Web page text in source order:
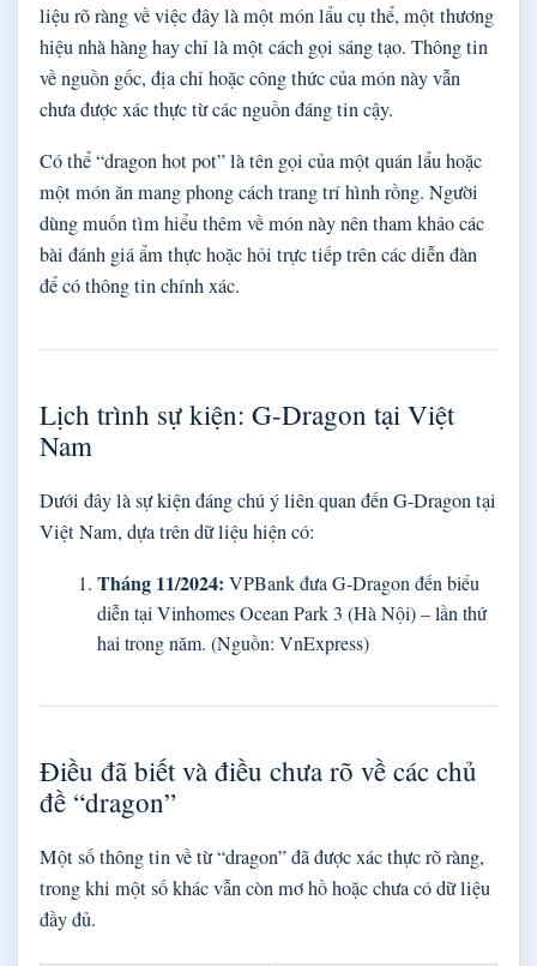
liệu rõ ràng về việc đây là một món lẩu cụ thể, một thương
hiệu nhà hàng hay chỉ là một cách gọi sáng tạo. Thông tin
về nguồn gốc, địa chỉ hoặc công thức của món này vẫn
chưa được xác thực từ các nguồn đáng tin cậy.
Có thể “dragon hot pot” là tên gọi của một quán lẩu hoặc
một món ăn mang phong cách trang trí hình rồng. Người
dùng muốn tìm hiểu thêm về món này nên tham khảo các
bài đánh giá ẩm thực hoặc hỏi trực tiếp trên các diễn đàn
để có thông tin chính xác.
Lịch trình sự kiện: G-Dragon tại Việt
Nam
Dưới đây là sự kiện đáng chú ý liên quan đến G-Dragon tại
Việt Nam, dựa trên dữ liệu hiện có:
Tháng 11/2024: VPBank đưa G-Dragon đến biểu
diễn tại Vinhomes Ocean Park 3 (Hà Nội) – lần thứ
hai trong năm. (Nguồn: VnExpress)
Điều đã biết và điều chưa rõ về các chủ
đề “dragon”
Một số thông tin về từ “dragon” đã được xác thực rõ ràng,
trong khi một số khác vẫn còn mơ hồ hoặc chưa có dữ liệu
đầy đủ.